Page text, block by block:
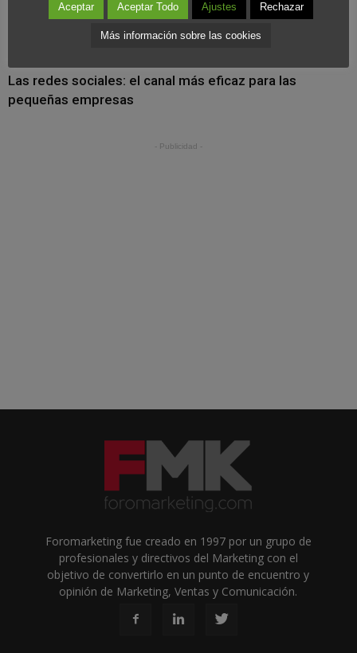
Las redes sociales: el canal más eficaz para las
pequeñas empresas
- Publicidad -
Foromarketing fue creado en 1997 por un grupo de
profesionales y directivos del Marketing con el
objetivo de convertirlo en un punto de encuentro y
opinión de Marketing, Ventas y Comunicación.
Aceptar Aceptar Todo Ajustes Rechazar
Más información sobre las cookies